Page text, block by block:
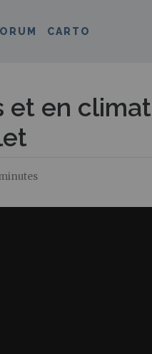
CARTO
et en climat